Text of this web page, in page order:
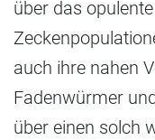
über das
auch ihre nahen
Fadenwürmer
über einen solch